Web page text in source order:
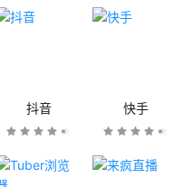
抖音 快手